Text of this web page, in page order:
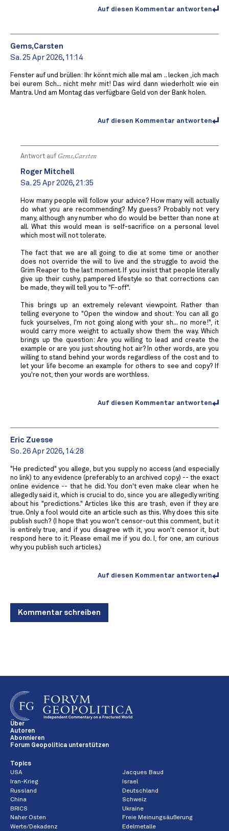
Auf diesen Kommentar antworten
Gems,Carsten
Sa. 25 Apr 2026, 11:14
Fenster auf und brüllen: Ihr könnt mich alle mal am .. lecken ,ich mach
bei eurem Sch... nicht mehr mit! Das wird dann wiederholt wie ein
Mantra. Und am Montag das verfügbare Geld von der Bank holen.
Auf diesen Kommentar antworten
Antwort auf Gems,Carsten
Roger Mitchell
Sa. 25 Apr 2026, 21:35
How many people will follow your advice? How many will actually
do what you are recommending? My guess? Probably not very
many, although any number who do would be better than none at
all. What this would mean is self-sacrifice on a personal level
which most will not tolerate.
The fact that we are all going to die at some time or another
does not override the will to live and the struggle to avoid the
Grim Reaper to the last moment. If you insist that people literally
give up their cushy, pampered lifestyle so that corrections can
be made, they will tell you to "F-off".
This brings up an extremely relevant viewpoint. Rather than
telling everyone to "Open the window and shout: You can all go
fuck yourselves, I'm not going along with your sh... no more!", it
would carry more weight to actually show them the way. Which
brings up the question: Are you willing to lead and create the
example or are you just shouting hot air? In other words, are you
willing to stand behind your words regardless of the cost and to
let your life become an example for others to see and copy? If
you're not, then your words are worthless.
Auf diesen Kommentar antworten
Eric Zuesse
So. 26 Apr 2026, 14:28
"He predicted" you allege, but you supply no access (and especially
no link) to any evidence (preferably to an archived copy) -- the exact
online evidence -- that he did. You don't even make clear when he
allegedly said it, which is crucial to do, since you are allegedly writing
about his "predictions." Articles like this are trash, even if they are
true. Only a fool would cite an article such as this. Why does this site
publish such? (I hope that you won't censor-out this comment, but it
is entirely true, and if you disagree wth it, you won't censor it, but
respond here to it. Please email me if you do. I, for one, am curious
why you publish such articles.)
Auf diesen Kommentar antworten
Kommentar schreiben
Über
Autoren
Abonnieren
Forum Geopolitica unterstützen
Topics
USA
Jacques Baud
Iran-Krieg
Israel
Russland
Deutschland
China
Schweiz
BRICS
Ukraine
Naher Osten
Freie Meinungsäußerung
Werte/Dekadenz
Edelmetalle